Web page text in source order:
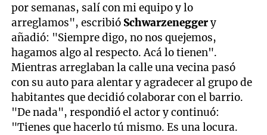
por semanas, salí con mi equipo y lo
arreglamos", escribió Schwarzeneggery
añadió: "Siempre digo, no nos quejemos,
hagamos algo al respecto. Acá lo tienen".
Mientras arreglaban la calle una vecina pasó
con su auto para alentar y agradecer al grupo de
habitantes que decidió colaborar con el barrio.
"De nada", respondió el actor y continuó:
"Tienes que hacerlo tú mismo. Es una locura.